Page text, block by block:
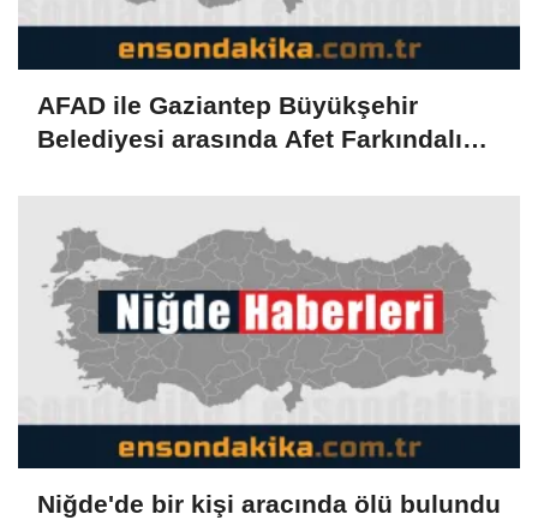
AFAD ile Gaziantep Büyükşehir
Belediyesi arasında Afet Farkındalık
Niğde'de bir kişi aracında ölü bulundu